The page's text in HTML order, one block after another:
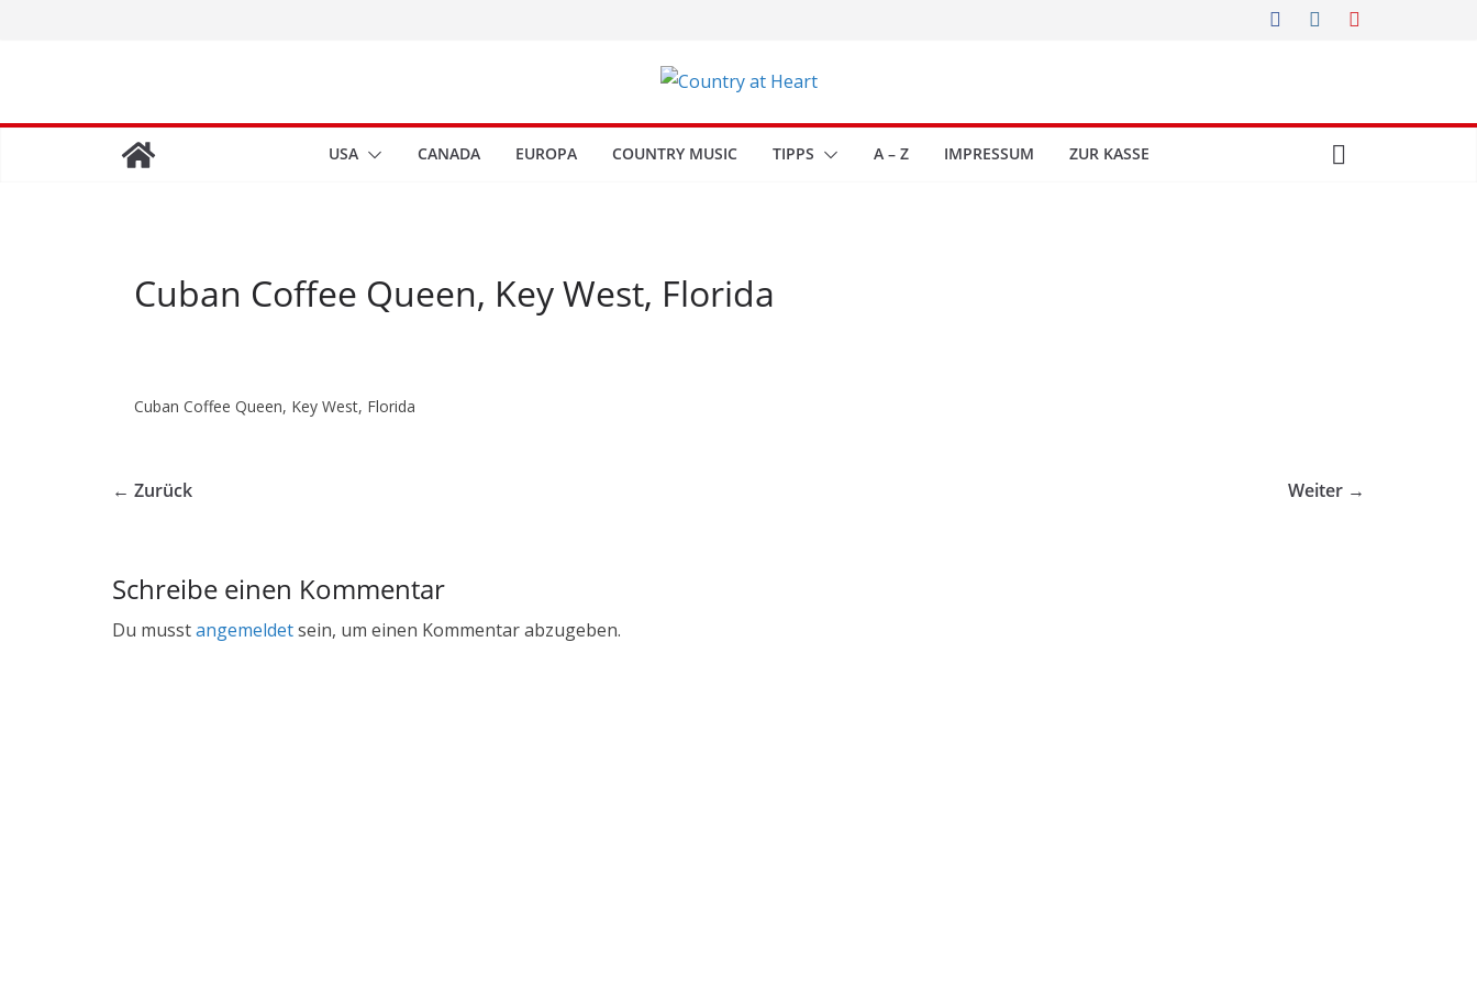
USA CANADA EUROPA COUNTRY MUSIC TIPPS A – Z IMPRESSUM ZUR KASSE
Cuban Coffee Queen, Key West, Florida
Cuban Coffee Queen, Key West, Florida
← Zurück Weiter →
Schreibe einen Kommentar
Du musstangemeldetsein, um einen Kommentar abzugeben.